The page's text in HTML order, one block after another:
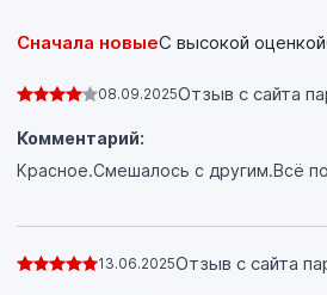
Сначала новыеС высокой оценкой
08.09.2025Отзыв с сайта
Комментарий:
Красное.Смешалось с другим.Всё
13.06.2025Отзыв с сайта